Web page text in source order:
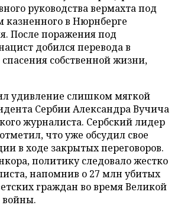
руководства вермахта под
в Нюрнберге
После поражения под
добился перевода в
собственной жизни,
удивление слишком мягкой
Сербии Александра Вучича
журналиста. Сербский лидер
что уже обсудил свое
в ходе закрытых переговоров.
политику следовало жестко
напомнив о 27 млн убитых
граждан во время Великой
войны.